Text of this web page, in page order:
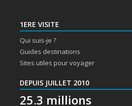
1ERE VISITE
Qui suis-je ?
Guides destinations
Sites utiles pour voyager
DEPUIS JUILLET 2010
25.3 millions